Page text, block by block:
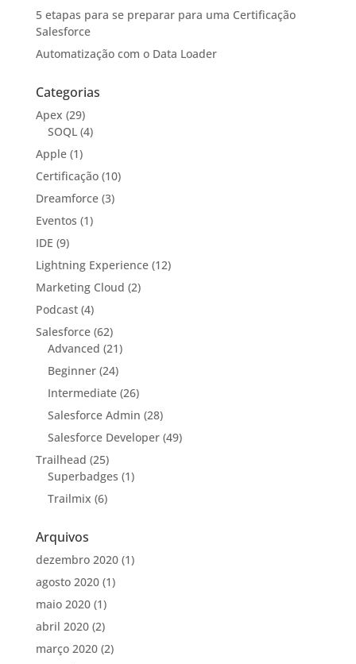
5 etapas para se preparar para uma Certificação
Salesforce
Automatização com o Data Loader
Categorias
Apex (29)
SOQL(4)
Apple(1)
Certificação(10)
Dreamforce(3)
Eventos (1)
IDE (9)
Lightning Experience(12)
Marketing Cloud (2)
Podcast(4)
Salesforce(62)
Advanced (21)
Beginner(24)
Intermediate(26)
Salesforce Admin (28)
Salesforce Developer(49)
Trailhead (25)
Superbadges (1)
Trailmix (6)
Arquivos
dezembro 2020(1)
agosto 2020(1)
maio 2020(1)
abril 2020(2)
março 2020(2)